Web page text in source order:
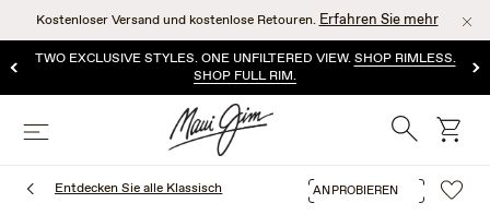
springen
Kostenloser Versand und kostenlose Retouren. Erfahren Sie mehr
TWO EXCLUSIVE STYLES. ONE UNFILTERED VIEW.SHOP RIMLESS.
SHOP FULL RIM.
Speisekarte Suche
Entdecken Sie alle Klassisch ANPROBIEREN